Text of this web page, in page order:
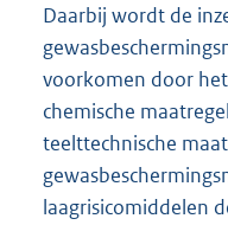
:
Daarbij wordt de
voorkomen door
chemische
teelttechnische
laagrisicomiddelen